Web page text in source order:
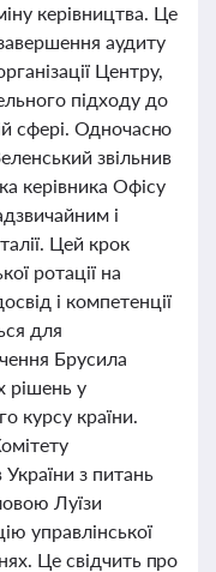
керівництва. Це
аудиту
Центру,
підходу до
сфері. Одночасно
звільнив
керівника Офісу
і
Цей крок
ротації на
і компетенції
для
Брусила
рішень у
курсу країни.
України з питань
Луїзи
управлінської
Це свідчить про